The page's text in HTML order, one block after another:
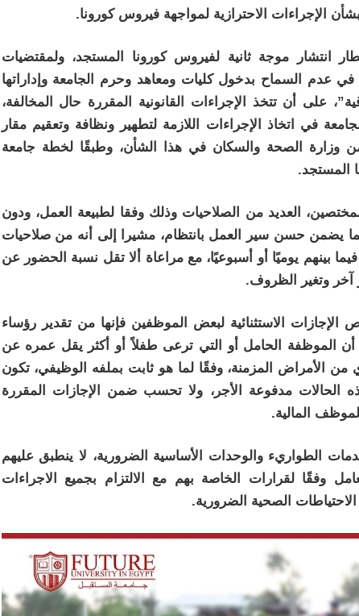
الإجراءات الاحترازية لمواجهة فيروس كورونا.
انتشار موجة ثانية لفيروس كورونا المستجد، ولمقتضيات
في عدم السماح بدخول كليات ومعاهد وحرم الجامعة وإداراتها
على أن تتخذ الإجراءات القانونية المقررة حال المخالفة،
في اتخاذ الإجراءات اللازمة لتطهير ونظافة وتعقيم مقار
من وزارة الصحة والسكان في هذا الشأن، وطبقًا لخطة جامعة
المستجد.
العديد من الصلاحيات وذلك وفقا لطبيعة العمل، ودون
يضمن حسن سير العمل بانتظام، مشيرا إلى أنه من صلاحيات
بينهم يوميًا أو أسبوعيًا، مع مراعاة ألا تقل نسبة الحضور عن
آخر وتغير الظروف.
الاستثنائية لبعض الموظفين فإنها من تقدير رؤساء
الموظفة الحامل أو التي ترعى طفلاً أو أكثر يقل عمره عن
من الأمراض المزمنة، وفقًا لما هو ثابت بملفه الوظيفي، تكون
هذه الحالات مدفوعة الأجر، ولا تحسب ضمن الإجازات المقررة
المالية.
الطواريء والوحدات الأساسية الضرورية، لا ينطبق عليهم
وفقًا لقرارات الخاصة بهم مع الالتزام بجميع الاجراءات
الاحتياطات الصحية الضرورية.